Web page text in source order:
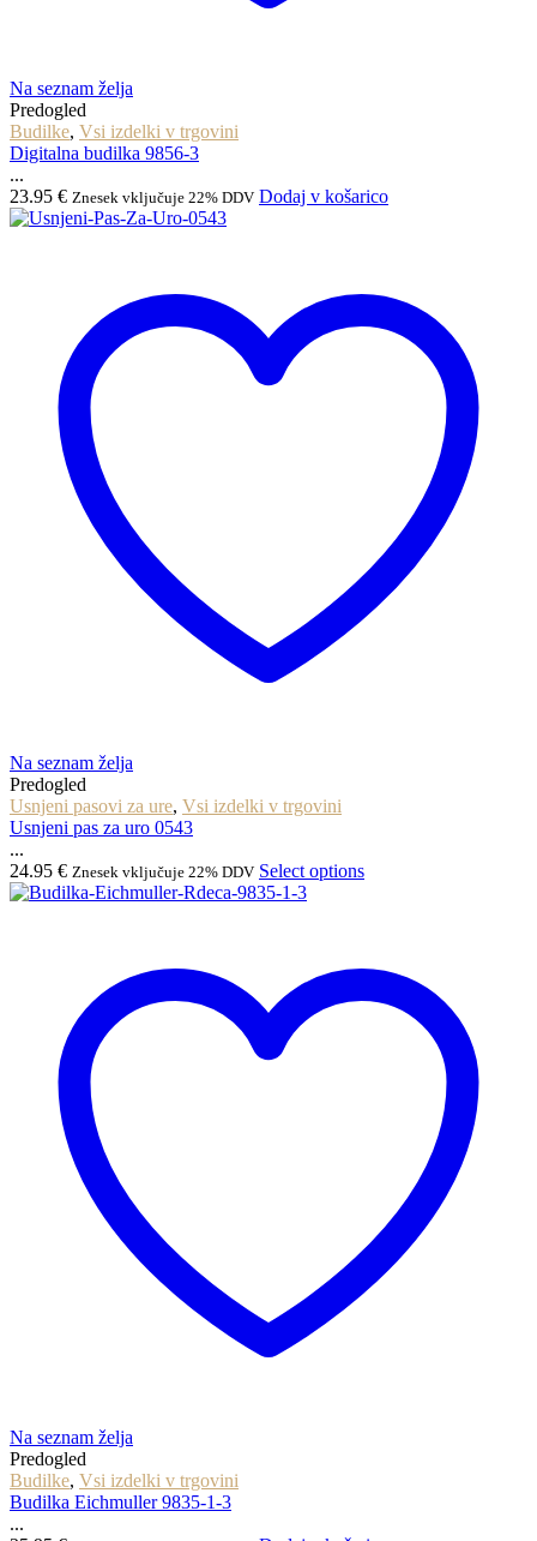
Na seznam želja
Predogled
Budilke, Vsi izdelki v trgovini
Digitalna budilka 9856-3
...
23.95 € Znesek vključuje 22% DDV Dodaj v košarico
Na seznam želja
Predogled
Usnjeni pasovi za ure, Vsi izdelki v trgovini
Usnjeni pas za uro 0543
...
24.95 € Znesek vključuje 22% DDV Select options
Na seznam želja
Predogled
Budilke, Vsi izdelki v trgovini
Budilka Eichmuller 9835-1-3
...